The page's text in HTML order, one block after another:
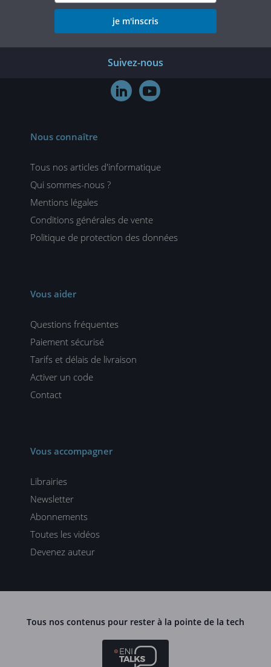
je m'inscris
Suivez-nous
 
Nous connaître
Tous nos articles d'informatique
Qui sommes-nous ?
Mentions légales
Conditions générales de vente
Politique de protection des données
Vous aider
Questions fréquentes
Paiement sécurisé
Tarifs et délais de livraison
Activer un code
Contact
Vous accompagner
Librairies
Newsletter
Abonnements
Toutes les vidéos
Devenez auteur
Tous nos contenus pour rester à la pointe de la tech